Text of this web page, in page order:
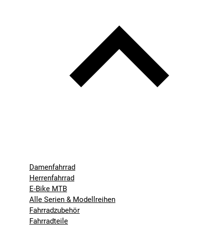
Damenfahrrad
Herrenfahrrad
E-Bike MTB
Alle Serien & Modellreihen
Fahrradzubehör
Fahrradteile